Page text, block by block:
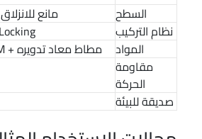
السطح
مانع
نظام التركيب
المواد
مطاط معاد تدويره + EPDM + بولي يوريثان
مقاومة
الحركة
صديقة للبيئة